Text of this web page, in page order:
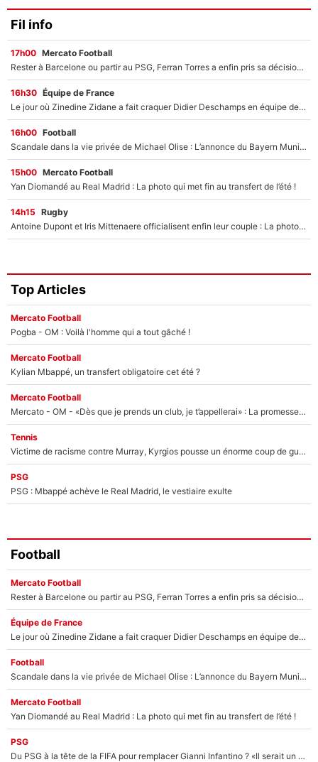
Fil info
17h00 Mercato Football
Rester à Barcelone ou partir au PSG, Ferran Torres a enfin pris sa décision : La course contre la montre est lancée !
16h30 Équipe de France
Le jour où Zinedine Zidane a fait craquer Didier Deschamps en équipe de France : «Je m’en suis voulu», l’ancien sélectionneur a regretté son geste !
16h00 Football
Scandale dans la vie privée de Michael Olise : L’annonce du Bayern Munich sur son enfant caché
15h00 Mercato Football
Yan Diomandé au Real Madrid : La photo qui met fin au transfert de l’été !
14h15 Rugby
Antoine Dupont et Iris Mittenaere officialisent enfin leur couple : La photo qui enflamme les réseaux sociaux
Top Articles
Mercato Football
Pogba - OM : Voilà l'homme qui a tout gâché !
Mercato Football
Kylian Mbappé, un transfert obligatoire cet été ?
Mercato Football
Mercato - OM - «Dès que je prends un club, je t’appellerai» : La promesse de Marcelino au moment de claquer la porte
Tennis
Victime de racisme contre Murray, Kyrgios pousse un énorme coup de gueule !
PSG
PSG : Mbappé achève le Real Madrid, le vestiaire exulte
Football
Mercato Football
Rester à Barcelone ou partir au PSG, Ferran Torres a enfin pris sa décision : La course contre la montre est lancée !
Équipe de France
Le jour où Zinedine Zidane a fait craquer Didier Deschamps en équipe de France : «Je m’en suis voulu», l’ancien sélectionneur a regretté son geste !
Football
Scandale dans la vie privée de Michael Olise : L’annonce du Bayern Munich sur son enfant caché
Mercato Football
Yan Diomandé au Real Madrid : La photo qui met fin au transfert de l’été !
PSG
Du PSG à la tête de la FIFA pour remplacer Gianni Infantino ? «Il serait un mauvais président», le patron de la Liga s'attaque à Nasser Al-Khelaïfi !